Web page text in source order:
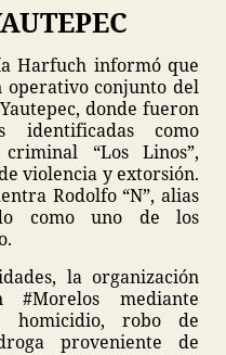
Harfuch informó que
operativo conjunto del
donde fueron
identificadas como
“Los Linos”,
violencia y extorsión.
Rodolfo “N”, alias
como uno de los
la organización
mediante
homicidio, robo de
proveniente de